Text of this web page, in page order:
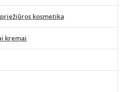
kosmetika
kremai